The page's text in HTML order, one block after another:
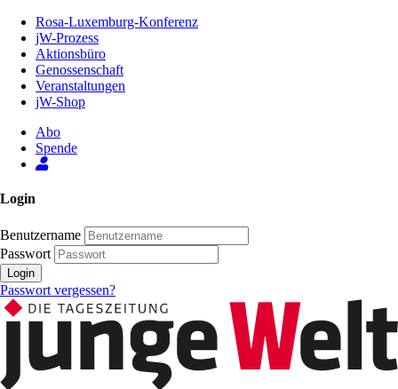
Inhalt
Seite
Rosa-Luxemburg-Konferenz
jW-Prozess
Aktionsbüro
Genossenschaft
Veranstaltungen
jW-Shop
Abo
Spende
Login
Benutzername
Passwort
Login
Passwort vergessen?